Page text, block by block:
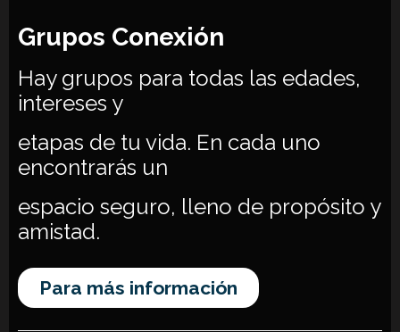
Grupos Conexión
Hay grupos para todas las edades,
intereses y
etapas de tu vida. En cada uno
encontrarás un
espacio seguro, lleno de propósito y
amistad.
Para más información